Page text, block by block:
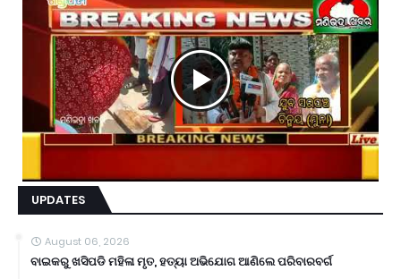
UPDATES
August 06, 2026
ବାଇକରୁ ଖସିପଡି ମହିଳା ମୃତ, ହତ୍ୟା ଅଭିଯୋଗ ଆଣିଲେ ପରିବାରବର୍ଗ